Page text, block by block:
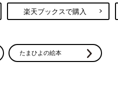
楽天ブックスで購入
たまひよの絵本